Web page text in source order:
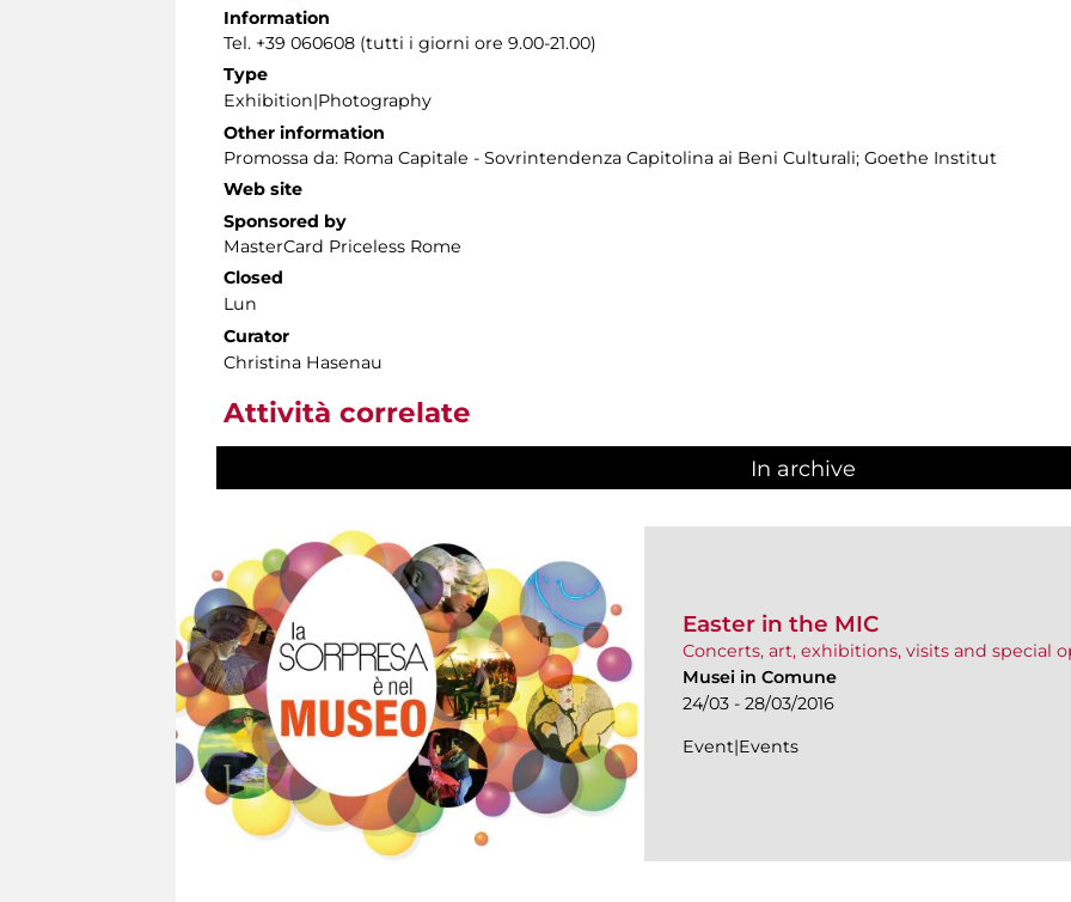
Information
Tel. +39 060608 (tutti i giorni ore 9.00-21.00)
Type
Exhibition|Photography
Other information
Promossa da: Roma Capitale - Sovrintendenza Capitolina ai Beni Culturali; Goethe Institut
Web site
Sponsored by
MasterCard Priceless Rome
Closed
Lun
Curator
Christina Hasenau
Attività correlate
In archive
Easter in the MIC
Concerts, art, exhibitions, visits and special
Musei in Comune
24/03 - 28/03/2016
Event|Events